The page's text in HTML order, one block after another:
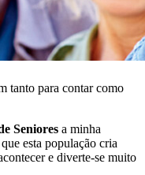
tanto para contar como
Seniores a minha
esta população cria
e diverte-se muito